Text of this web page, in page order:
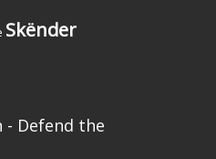
Skënder
Defend the